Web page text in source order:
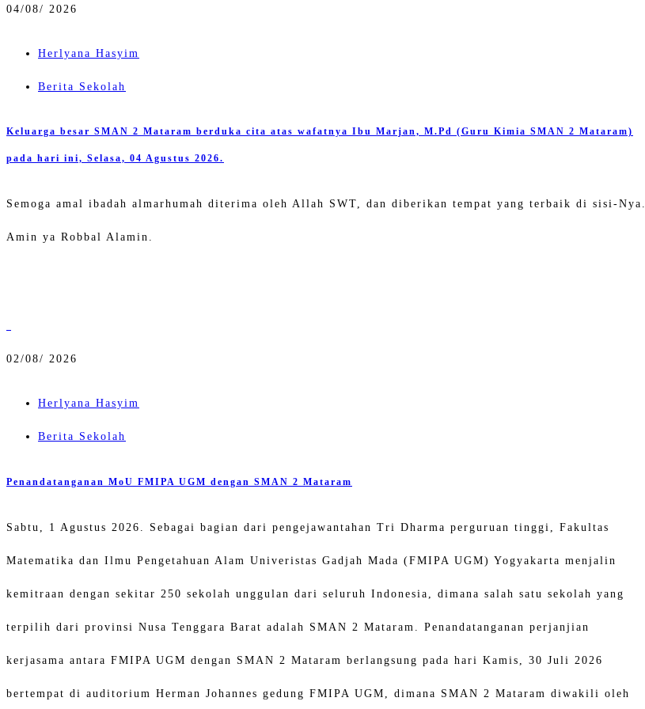
04/08/ 2026
Herlyana Hasyim
Berita Sekolah
Keluarga besar SMAN 2 Mataram berduka cita atas wafatnya Ibu Marjan, M.Pd (Guru Kimia SMAN 2 Mataram)
pada hari ini, Selasa, 04 Agustus 2026.
Semoga amal ibadah almarhumah diterima oleh Allah SWT, dan diberikan tempat yang terbaik di sisi-Nya.
Amin ya Robbal Alamin.
02/08/ 2026
Herlyana Hasyim
Berita Sekolah
Penandatanganan MoU FMIPA UGM dengan SMAN 2 Mataram
Sabtu, 1 Agustus 2026. Sebagai bagian dari pengejawantahan Tri Dharma perguruan tinggi, Fakultas
Matematika dan Ilmu Pengetahuan Alam Univeristas Gadjah Mada (FMIPA UGM) Yogyakarta menjalin
kemitraan dengan sekitar 250 sekolah unggulan dari seluruh Indonesia, dimana salah satu sekolah yang
terpilih dari provinsi Nusa Tenggara Barat adalah SMAN 2 Mataram. Penandatanganan perjanjian
kerjasama antara FMIPA UGM dengan SMAN 2 Mataram berlangsung pada hari Kamis, 30 Juli 2026
bertempat di auditorium Herman Johannes gedung FMIPA UGM, dimana SMAN 2 Mataram diwakili oleh